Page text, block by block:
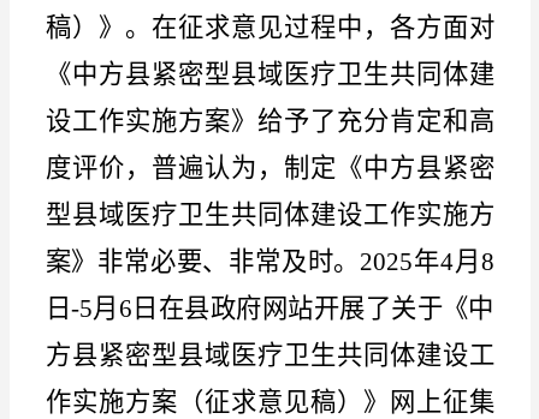
稿）》。在征求意见过程中，各方面对
《中方县紧密型县域医疗卫生共同体建
设工作实施方案》给予了充分肯定和高
度评价，普遍认为，制定《中方县紧密
型县域医疗卫生共同体建设工作实施方
案》非常必要、非常及时。2025年4月8
日-5月6日在县政府网站开展了关于《中
方县紧密型县域医疗卫生共同体建设工
作实施方案（征求意见稿）》网上征集